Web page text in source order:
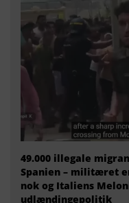
49.000 illegale
Spanien – militæret
nok og Italiens
udlændingepolitik